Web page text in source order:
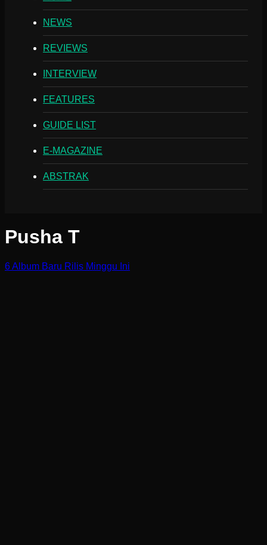
NEWS
REVIEWS
INTERVIEW
FEATURES
GUIDE LIST
E-MAGAZINE
ABSTRAK
Pusha T
6 Album Baru Rilis Minggu Ini